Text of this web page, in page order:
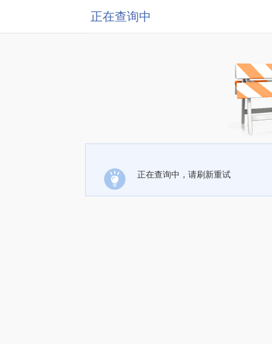
正在查询中
正在查询中，请刷新重试